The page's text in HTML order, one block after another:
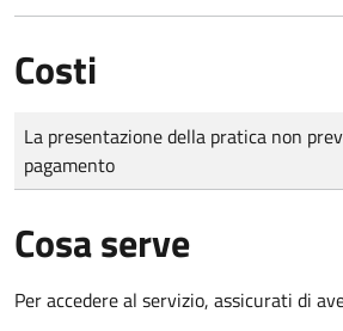
Costi
Tipo di pagamento
Importo
La presentazione della pratica non
pagamento
Cosa serve
Per accedere al servizio, assicurati di